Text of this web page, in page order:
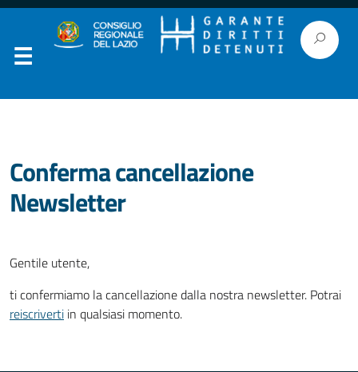
Conferma cancellazione
Newsletter
Gentile utente,
ti confermiamo la cancellazione dalla nostra newsletter. Potrai
reiscriverti in qualsiasi momento.